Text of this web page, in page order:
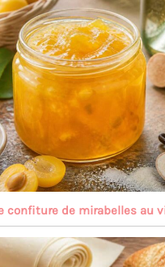
confiture de mirabelles au